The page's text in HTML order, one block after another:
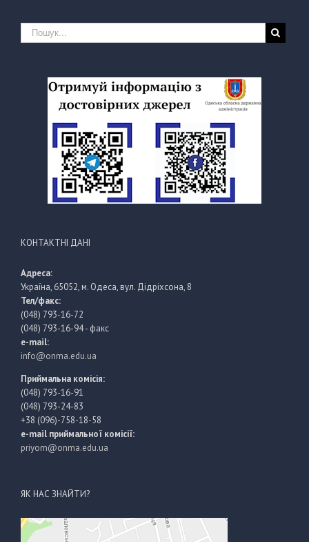
КОНТАКТНІ ДАНІ
Адреса:
Україна, 65052, м. Одеса, вул. Дідріхсона, 8
Тел/факс:
(048) 793-16-72
(048) 793-16-94 - факс
e-mail:
info@onma.edu.ua
Приймальна комісія:
(048) 793-16-91
(048) 793-24-83
+38 (096)-758-18-58
e-mail приймальної комісії:
priyom@onma.edu.ua
ЯК НАС ЗНАЙТИ?